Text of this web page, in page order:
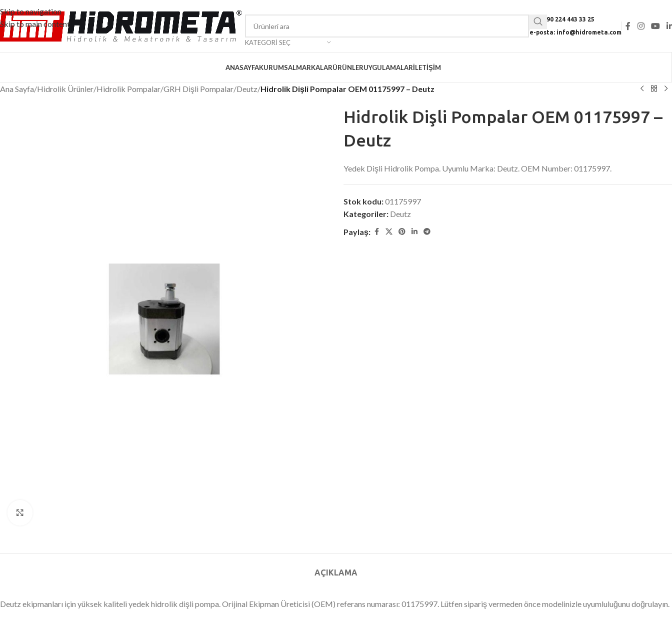
Skip to navigation
Skip to main content
KATEGORI SEÇ
Tel: +90 224 443 33 25
e-posta: info@hidrometa.com
ANASAYFAKURUMSALMARKALARÜRÜNLERUYGULAMALARİLETIŞIM
Ana Sayfa/Hidrolik Ürünler/Hidrolik Pompalar/GRH Dişli Pompalar/Deutz/Hidrolik Dişli Pompalar OEM 01175997 – Deutz
Hidrolik Dişli Pompalar OEM 01175997 –
Deutz
Yedek Dişli Hidrolik Pompa. Uyumlu Marka: Deutz. OEM Number: 01175997.
Stok kodu:01175997
Kategoriler: Deutz
Paylaş:
AÇIKLAMA
Deutz ekipmanları için yüksek kaliteli yedek hidrolik dişli pompa. Orijinal Ekipman Üreticisi (OEM) referans numarası: 01175997. Lütfen sipariş vermeden önce modelinizle uyumluluğunu doğrulayın.